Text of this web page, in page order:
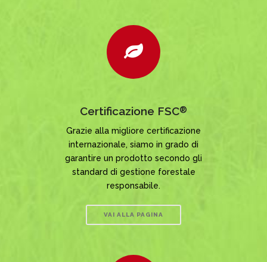
Certificazione FSC®
Grazie alla migliore certificazione
internazionale, siamo in grado di
garantire un prodotto secondo gli
standard di gestione forestale
responsabile.
VAI ALLA PAGINA